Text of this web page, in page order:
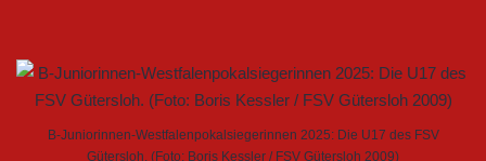
B-Juniorinnen-Westfalenpokalsiegerinnen 2025: Die U17 des FSV
Gütersloh. (Foto: Boris Kessler / FSV Gütersloh 2009)